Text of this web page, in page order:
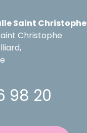
Saint Christophe
Christophe
98 20